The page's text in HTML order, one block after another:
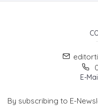
E-
By subscribing to E-